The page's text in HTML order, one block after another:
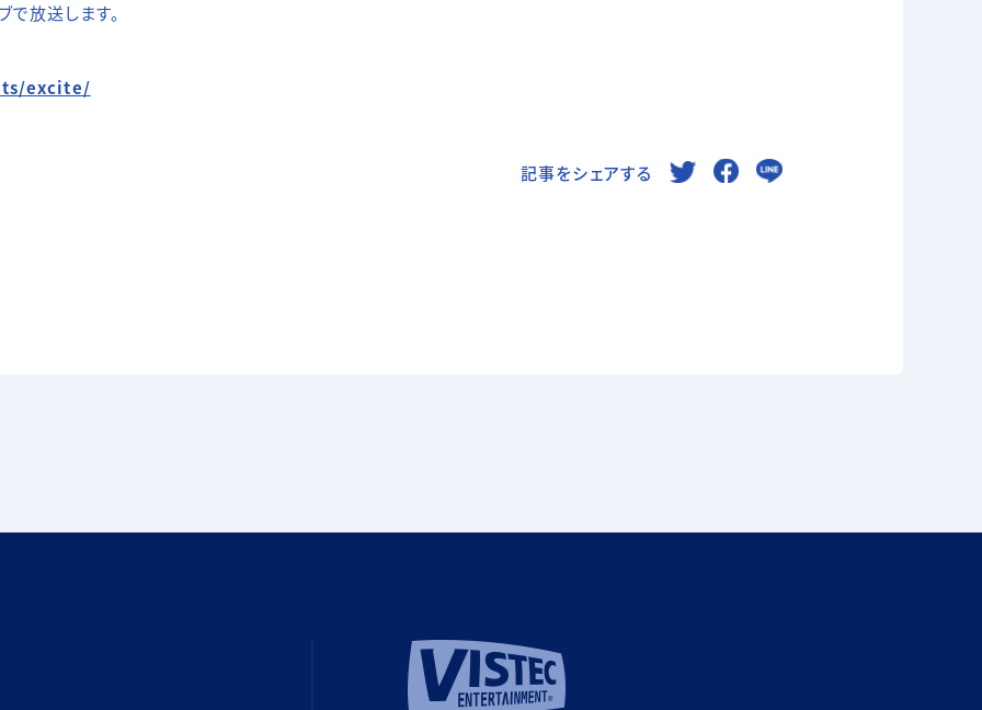
で放送します。
excite/
記事をシェアする